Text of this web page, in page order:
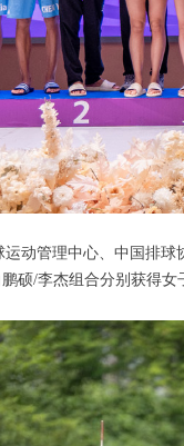
管理中心、中国排球
硕/李杰组合分别获得女